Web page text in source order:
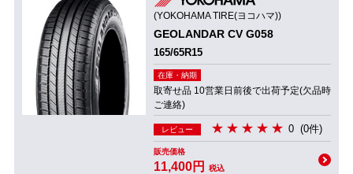
(YOKOHAMA TIRE(ヨコハマ))
GEOLANDAR CV G058
165/65R15
在庫・納期
取寄せ品 10営業日前後で出荷予定(欠品時
ご連絡)
レビュー 0 (0件)
販売価格
11,400円 税込